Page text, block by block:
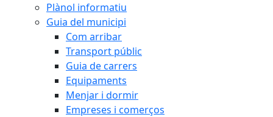
Plànol informatiu
Guia del municipi
Com arribar
Transport públic
Guia de carrers
Equipaments
Menjar i dormir
Empreses i comerços